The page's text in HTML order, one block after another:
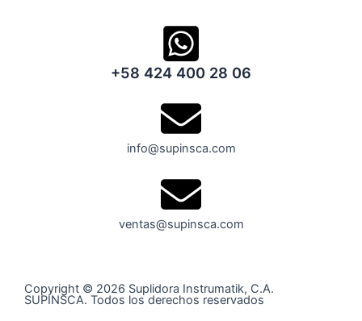
+58 424 400 28 06
info@supinsca.com
ventas@supinsca.com
Copyright © 2026 Suplidora Instrumatik, C.A.
SUPINSCA. Todos los derechos reservados